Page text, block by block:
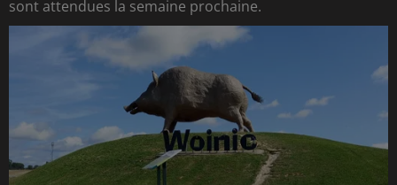
sont attendues la semaine prochaine.